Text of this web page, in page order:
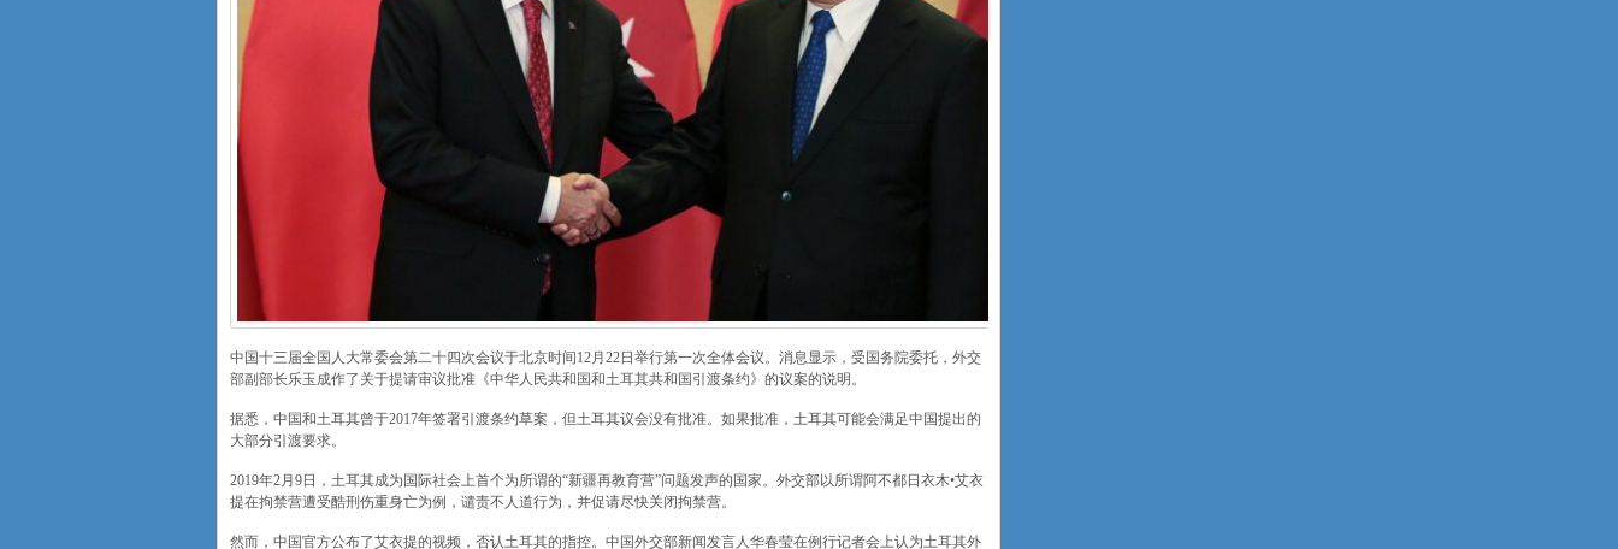
中国十三届全国人大常委会第二十四次会议于北京时间12月22日举行第一次全体会议。消息显示，受国务院委托，外交
部副部长乐玉成作了关于提请审议批准《中华人民共和国和土耳其共和国引渡条约》的议案的说明。
据悉，中国和土耳其曾于2017年签署引渡条约草案，但土耳其议会没有批准。如果批准，土耳其可能会满足中国提出的
大部分引渡要求。
2019年2月9日，土耳其成为国际社会上首个为所谓的“新疆再教育营”问题发声的国家。外交部以所谓阿不都日衣木•艾衣
提在拘禁营遭受酷刑伤重身亡为例，谴责不人道行为，并促请尽快关闭拘禁营。
然而，中国官方公布了艾衣提的视频，否认土耳其的指控。中国外交部新闻发言人华春莹在例行记者会上认为土耳其外